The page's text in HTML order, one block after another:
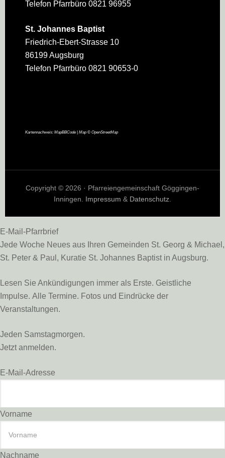
Telefon Pfarrbüro 0821 96955
St. Johannes Baptist
Friedrich-Ebert-Strasse 10
86199 Augsburg
Telefon Pfarrbüro 0821 90653-0
Kartennachweis: MapBBCode| Map © OpenStreetMap
Copyright © 2026 · Pfarreiengemeinschaft Göggingen-
Inningen. Impressum & Datenschutz.
E-Mail-Pfarrbrief
Jede Woche Neues aus Ihren Gemeinden St. Georg & Michael,
St. Peter & Paul, Kuratie St. Johannes Baptist in Augsburg.
Lesen Sie Ankündigungen immer als Erste. Geistliche
Impulse. Alle Termine. Fotos und Eindrücke der
Veranstaltungen.
Jeden Samstagmorgen.
Jetzt anmelden.
E-Mail-Adresse
Vorname
Nachname